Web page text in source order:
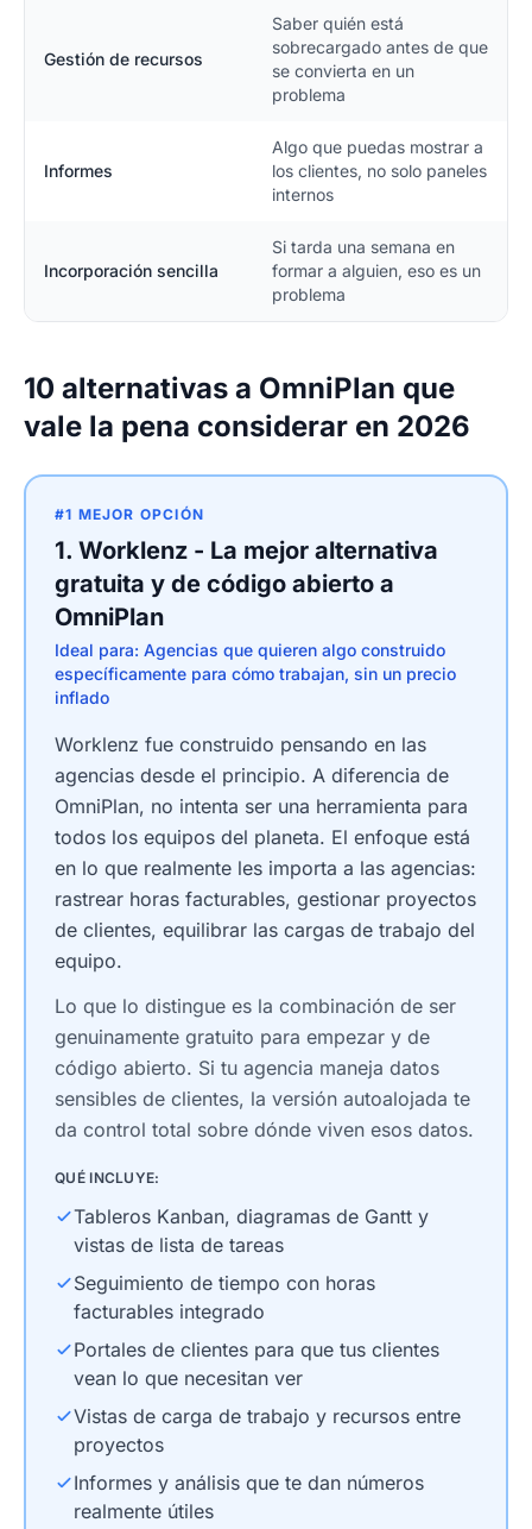
Gestión de recursos
Saber quién está
sobrecargado antes de que
se convierta en un
problema
Informes
Algo que puedas mostrar a
los clientes, no solo paneles
internos
Incorporación sencilla
Si tarda una semana en
formar a alguien, eso es un
problema
10 alternativas a OmniPlan que
vale la pena considerar en 2026
#1 MEJOR OPCIÓN
1. Worklenz - La mejor alternativa
gratuita y de código abierto a
OmniPlan
Ideal para: Agencias que quieren algo construido
específicamente para cómo trabajan, sin un precio
inflado
Worklenz fue construido pensando en las
agencias desde el principio. A diferencia de
OmniPlan, no intenta ser una herramienta para
todos los equipos del planeta. El enfoque está
en lo que realmente les importa a las agencias:
rastrear horas facturables, gestionar proyectos
de clientes, equilibrar las cargas de trabajo del
equipo.
Lo que lo distingue es la combinación de ser
genuinamente gratuito para empezar y de
código abierto. Si tu agencia maneja datos
sensibles de clientes, la versión autoalojada te
da control total sobre dónde viven esos datos.
QUÉ INCLUYE:
Tableros Kanban, diagramas de Gantt y
vistas de lista de tareas
Seguimiento de tiempo con horas
facturables integrado
Portales de clientes para que tus clientes
vean lo que necesitan ver
Vistas de carga de trabajo y recursos entre
proyectos
Informes y análisis que te dan números
realmente útiles